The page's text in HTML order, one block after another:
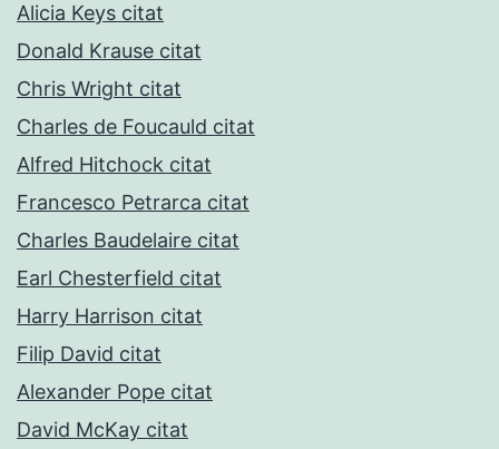
Alicia Keys citat
Donald Krause citat
Chris Wright citat
Charles de Foucauld citat
Alfred Hitchock citat
Francesco Petrarca citat
Charles Baudelaire citat
Earl Chesterfield citat
Harry Harrison citat
Filip David citat
Alexander Pope citat
David McKay citat